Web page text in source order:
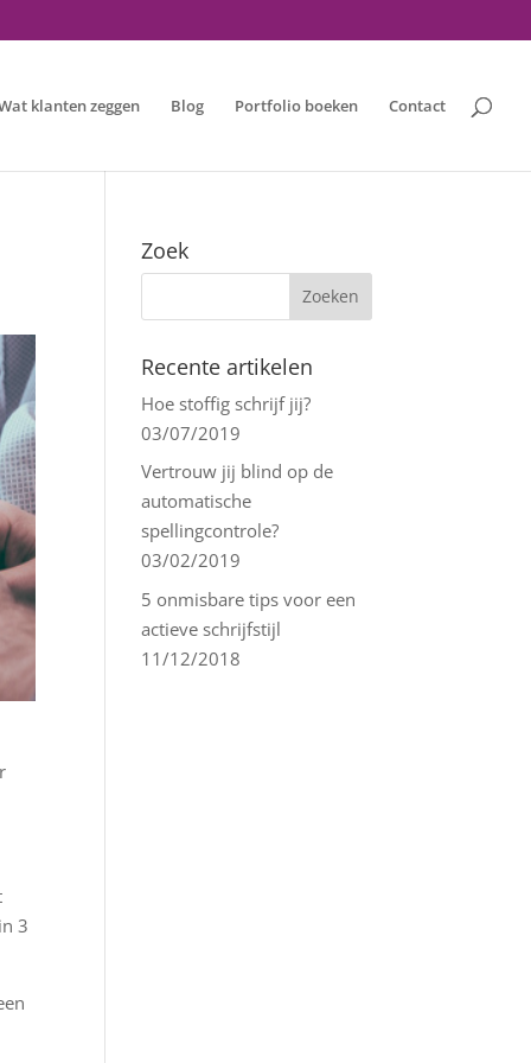
klanten zeggen Blog Portfolio boeken Contact
3
Zoek
Recente artikelen
Hoe stoffig schrijf jij?
03/07/2019
Vertrouw jij blind op de
automatische
spellingcontrole?
03/02/2019
5 onmisbare tips voor een
actieve schrijfstijl
11/12/2018